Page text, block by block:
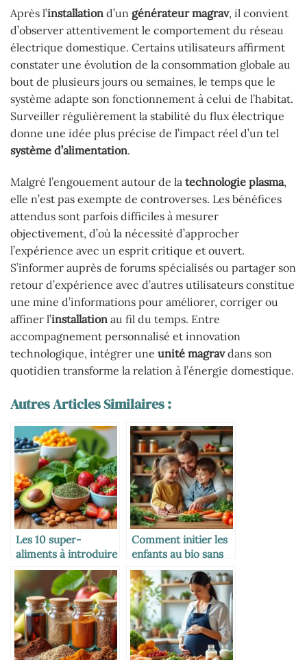
Après l’installation d’un générateur magrav, il convient
d’observer attentivement le comportement du réseau
électrique domestique. Certains utilisateurs affirment
constater une évolution de la consommation globale au
bout de plusieurs jours ou semaines, le temps que le
système adapte son fonctionnement à celui de l’habitat.
Surveiller régulièrement la stabilité du flux électrique
donne une idée plus précise de l’impact réel d’un tel
système d’alimentation.
Malgré l’engouement autour de la technologie plasma,
elle n’est pas exempte de controverses. Les bénéfices
attendus sont parfois difficiles à mesurer
objectivement, d’où la nécessité d’approcher
l’expérience avec un esprit critique et ouvert.
S’informer auprès de forums spécialisés ou partager son
retour d’expérience avec d’autres utilisateurs constitue
une mine d’informations pour améliorer, corriger ou
affiner l’installation au fil du temps. Entre
accompagnement personnalisé et innovation
technologique, intégrer une unité magravdans son
quotidien transforme la relation à l’énergie domestique.
Autres Articles Similaires :
Les 10 super-
aliments à introduire
dans l’alimentation
des enfants
Comment initier les
enfants au bio sans
exploser son budget